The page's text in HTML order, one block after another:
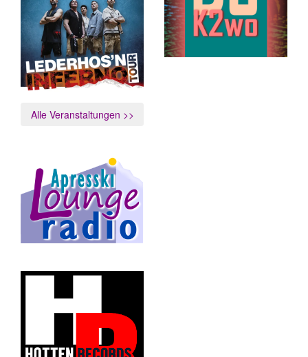
Alle Veranstaltungen >>